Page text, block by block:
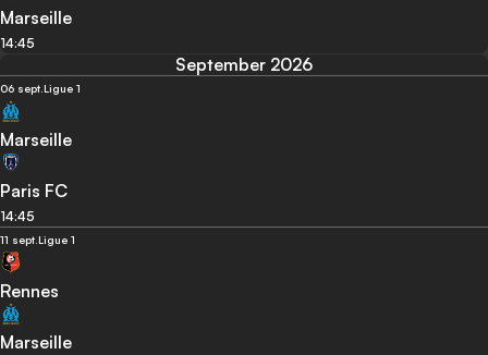
Marseille
14:45
September 2026
06 sept.Ligue 1
Marseille
Paris FC
14:45
11 sept.Ligue 1
Rennes
Marseille